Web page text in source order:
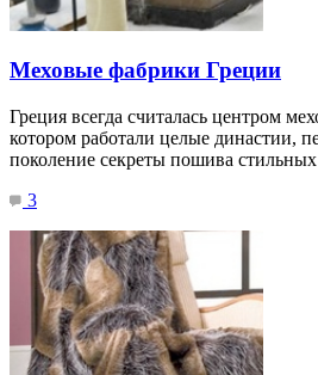
Меховые фабрики Греции
Греция всегда считалась центром
котором работали целые династии,
поколение секреты пошива
3